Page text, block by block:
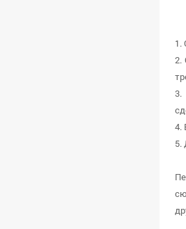
1.
2.
3.
4.
5.